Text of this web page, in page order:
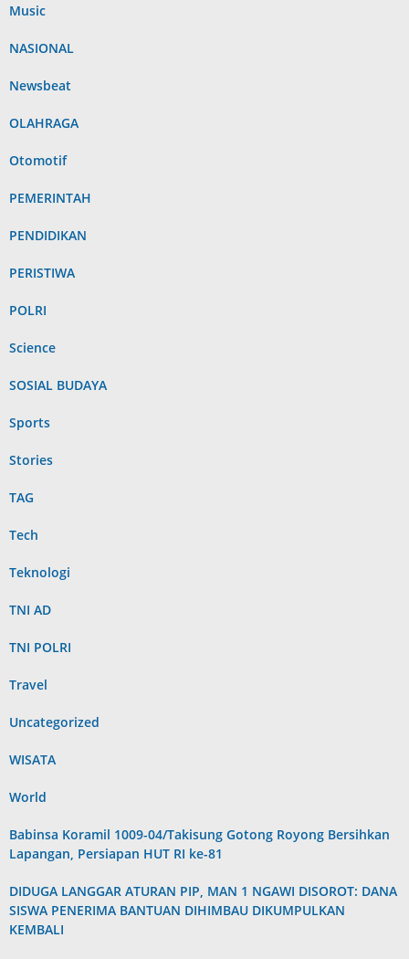
Music
NASIONAL
Newsbeat
OLAHRAGA
Otomotif
PEMERINTAH
PENDIDIKAN
PERISTIWA
POLRI
Science
SOSIAL BUDAYA
Sports
Stories
TAG
Tech
Teknologi
TNI AD
TNI POLRI
Travel
Uncategorized
WISATA
World
Babinsa Koramil 1009-04/Takisung Gotong Royong Bersihkan
Lapangan, Persiapan HUT RI ke-81
DIDUGA LANGGAR ATURAN PIP, MAN 1 NGAWI DISOROT: DANA
SISWA PENERIMA BANTUAN DIHIMBAU DIKUMPULKAN
KEMBALI